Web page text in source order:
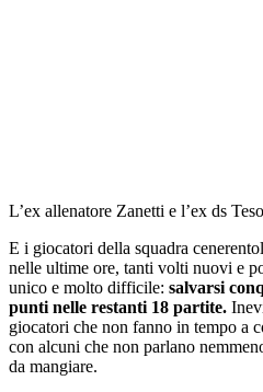
L’ex allenatore Zanetti e l’ex ds
E i giocatori della squadra
nelle ultime ore, tanti volti nuovi e
unico e molto difficile: salvarsi
punti nelle restanti 18 partite.
giocatori che non fanno in tempo a
con alcuni che non parlano
da mangiare.